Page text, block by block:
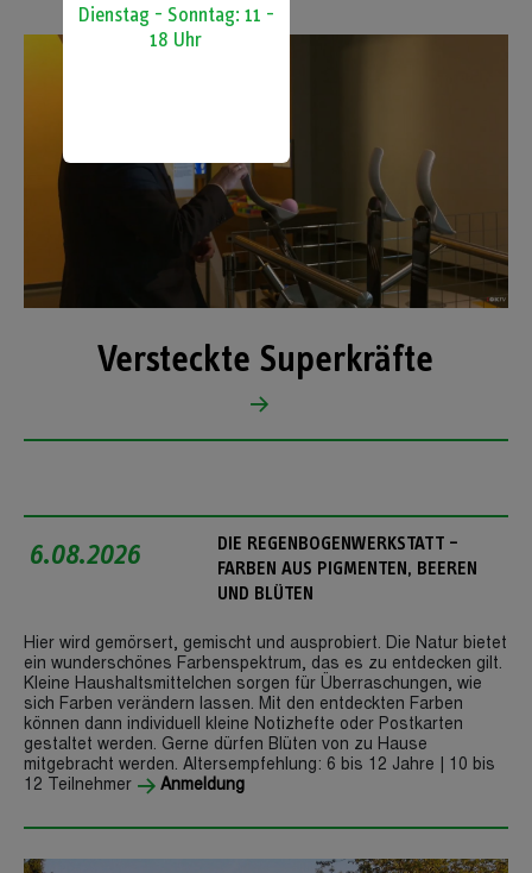
Versteckte Superkräfte
DIE REGENBOGENWERKSTATT –
FARBEN AUS PIGMENTEN, BEEREN
UND BLÜTEN
6.08.2026
Hier wird gemörsert, gemischt und ausprobiert. Die Natur bietet
ein wunderschönes Farbenspektrum, das es zu entdecken gilt.
Kleine Haushaltsmittelchen sorgen für Überra­schungen, wie
sich Farben verändern lassen. Mit den entdeckten Farben
können dann individuell kleine Notizhefte oder Postkarten
gestaltet werden. Gerne dürfen Blüten von zu Hause
mitgebracht werden. Altersempfehlung: 6 bis 12 Jahre | 10 bis
12 Teilnehmer
Anmeldung
Dienstag - Sonntag: 11 -
18 Uhr